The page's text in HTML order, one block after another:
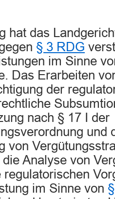
hat das
§ 3 RDG
im Sinne
Das Erarbeiten
der
nach § 17 I der
und
von
die Analyse von
regulatorischen
im Sinne von